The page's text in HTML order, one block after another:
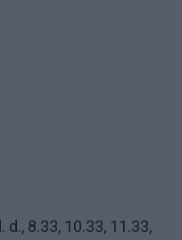
d., 8.33, 10.33, 11.33,